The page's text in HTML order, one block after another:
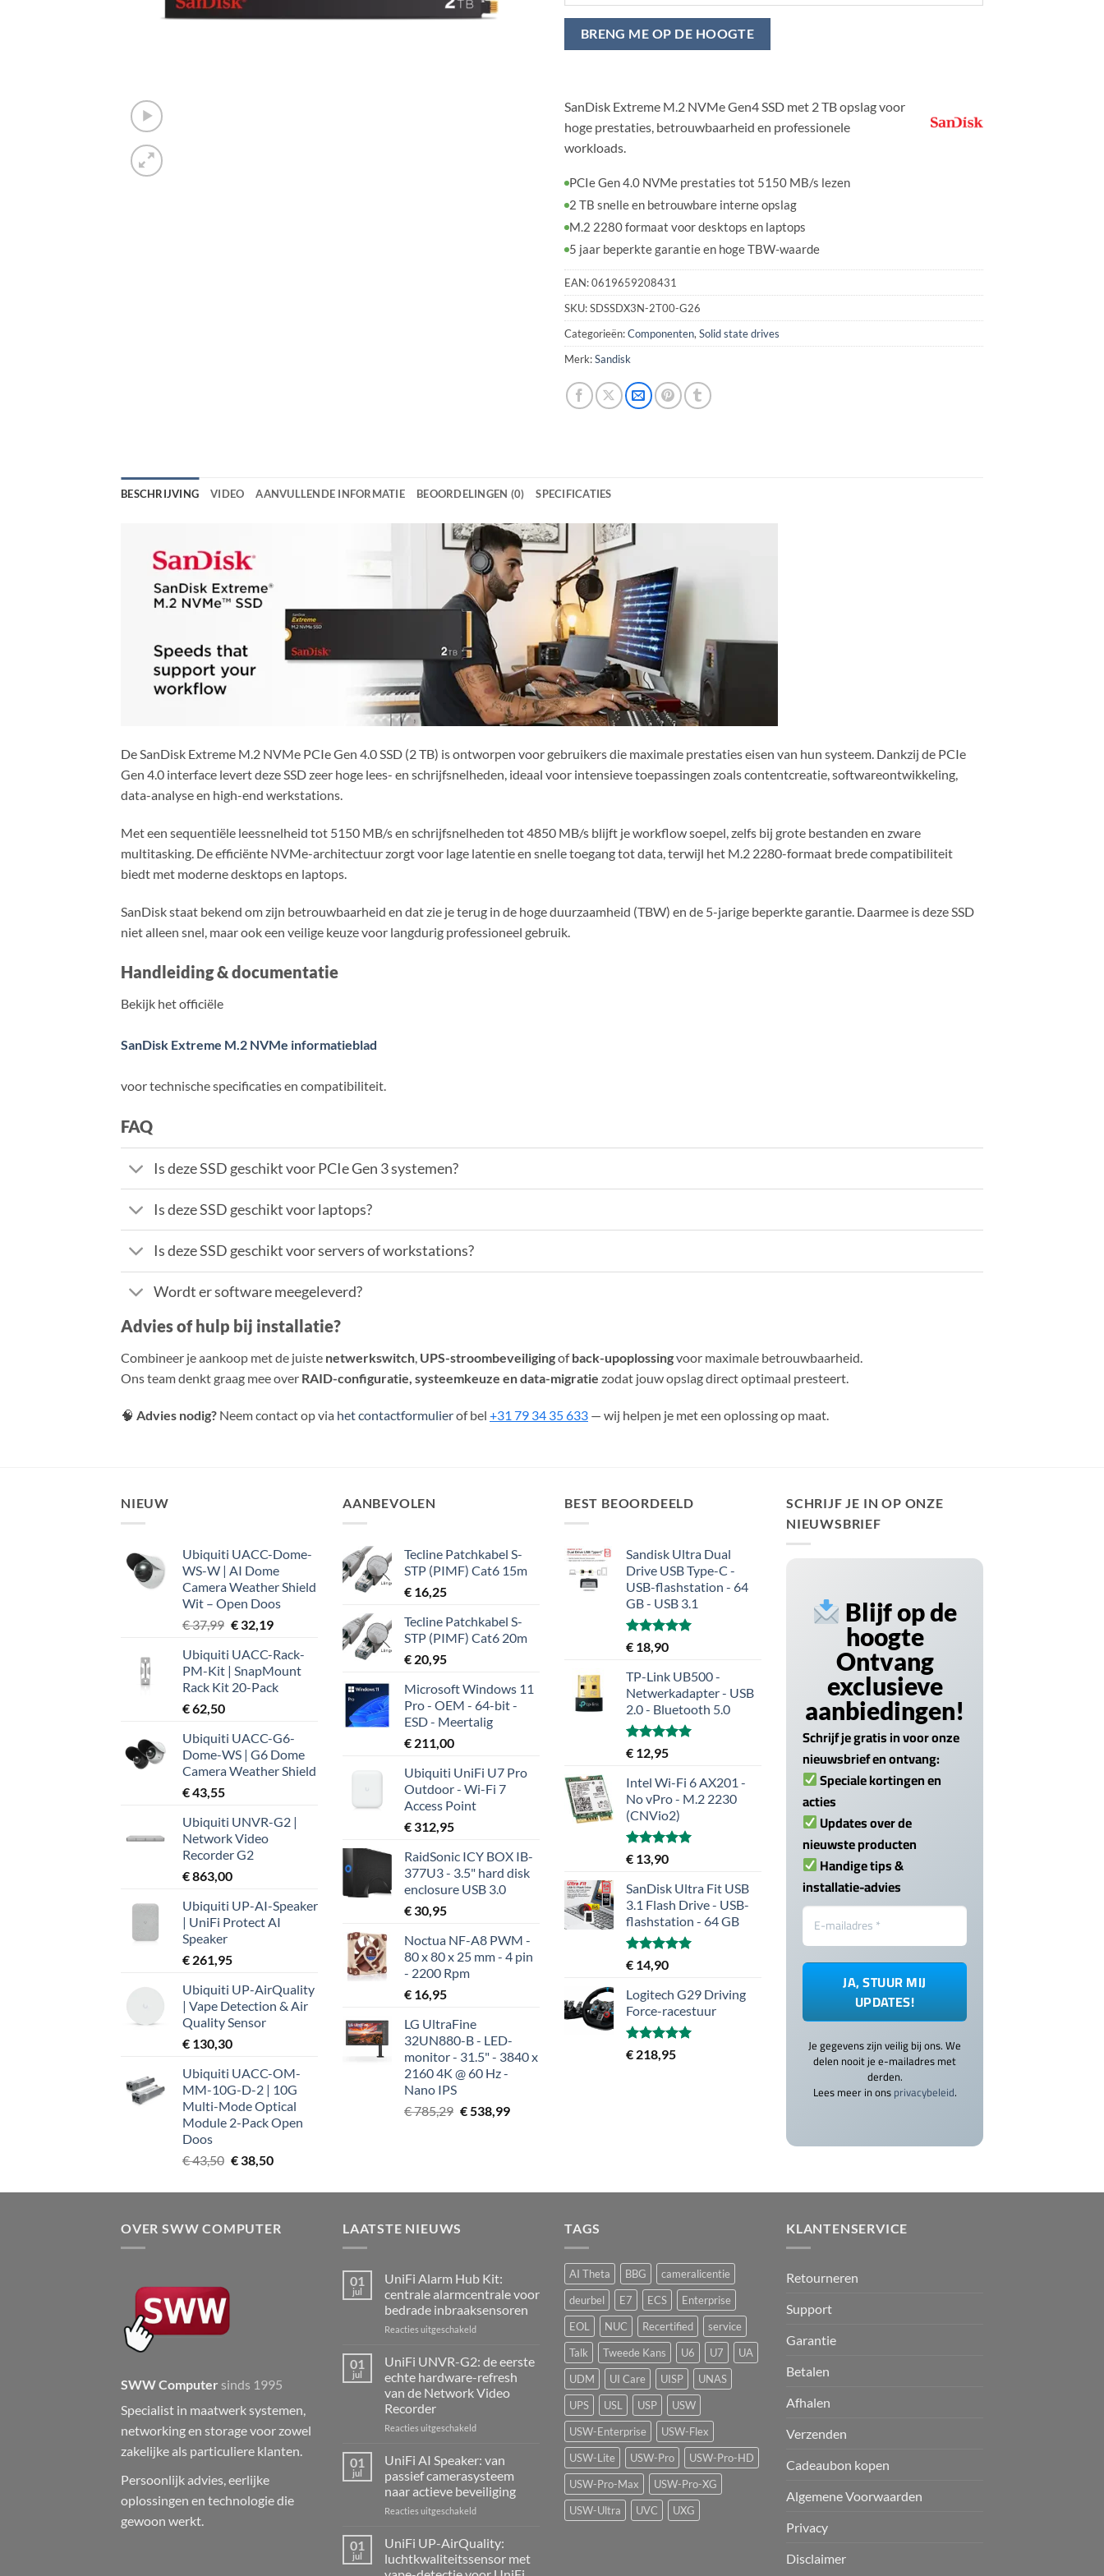
BRENG ME OP DE HOOGTE
SanDisk Extreme M.2 NVMe Gen4 SSD met 2 TB opslag voor
hoge prestaties, betrouwbaarheid en professionele
workloads.
PCIe Gen 4.0 NVMe prestaties tot 5150 MB/s lezen
2 TB snelle en betrouwbare interne opslag
M.2 2280 formaat voor desktops en laptops
5 jaar beperkte garantie en hoge TBW-waarde
EAN:0619659208431
SKU:SDSSDX3N-2T00-G26
Categorieën:Componenten,Solid state drives
Merk:Sandisk
BESCHRIJVING VIDEO AANVULLENDE INFORMATIE BEOORDELINGEN (0) SPECIFICATIES
De SanDisk Extreme M.2 NVMe PCIe Gen 4.0 SSD (2 TB) is ontworpen voor gebruikers die maximale prestaties eisen van hun systeem. Dankzij de PCIe
Gen 4.0 interface levert deze SSD zeer hoge lees- en schrijfsnelheden, ideaal voor intensieve toepassingen zoals contentcreatie, softwareontwikkeling,
data-analyse en high-end werkstations.
Met een sequentiële leessnelheid tot 5150 MB/s en schrijfsnelheden tot 4850 MB/s blijft je workflow soepel, zelfs bij grote bestanden en zware
multitasking. De efficiënte NVMe-architectuur zorgt voor lage latentie en snelle toegang tot data, terwijl het M.2 2280-formaat brede compatibiliteit
biedt met moderne desktops en laptops.
SanDisk staat bekend om zijn betrouwbaarheid en dat zie je terug in de hoge duurzaamheid (TBW) en de 5-jarige beperkte garantie. Daarmee is deze SSD
niet alleen snel, maar ook een veilige keuze voor langdurig professioneel gebruik.
Handleiding & documentatie
Bekijk het officiële
SanDisk Extreme M.2 NVMe informatieblad
voor technische specificaties en compatibiliteit.
FAQ
Is deze SSD geschikt voor PCIe Gen 3 systemen?
Is deze SSD geschikt voor laptops?
Is deze SSD geschikt voor servers of workstations?
Wordt er software meegeleverd?
Advies of hulp bij installatie?
Combineer je aankoop met de juiste netwerkswitch UPS-stroombeveiligingofback-upoplossingvoor maximale betrouwbaarheid.
Ons team denkt graag mee over RAID-configuratie, systeemkeuze en data-migratie zodat jouw opslag direct optimaal presteert.
🧠 Advies nodig? Neem contact op via het contactformulierof bel +31 79 34 35 633 — wij helpen je met een oplossing op maat.
NIEUW
Ubiquiti UACC-Dome-
WS-W | AI Dome
Camera Weather Shield
Wit – Open Doos
€37,99 Oorspronkelijke
was:
€ 37,99.
€32,19Huidige
is:
€ 32,19.
Ubiquiti UACC-Rack-
PM-Kit | SnapMount
Rack Kit 20-Pack
€62,50
Ubiquiti UACC-G6-
Dome-WS | G6 Dome
Camera Weather Shield
€43,55
Ubiquiti UNVR-G2 |
Network Video
Recorder G2
€863,00
Ubiquiti UP-AI-Speaker
| UniFi Protect AI
Speaker
€ 261,95
Ubiquiti UP-AirQuality
| Vape Detection & Air
Quality Sensor
€ 130,30
Ubiquiti UACC-OM-
MM-10G-D-2 | 10G
Multi-Mode Optical
Module 2-Pack Open
Doos
€43,50 Oorspronkelijke
was:
€38,50Huidige
is:
AANBEVOLEN
Tecline Patchkabel S-
STP (PIMF) Cat6 15m
€ 16,25
Tecline Patchkabel S-
STP (PIMF) Cat6 20m
€ 20,95
Microsoft Windows 11
Pro - OEM - 64-bit -
ESD - Meertalig
€ 211,00
Ubiquiti UniFi U7 Pro
Outdoor - Wi-Fi 7
Access Point
€ 312,95
RaidSonic ICY BOX IB-
377U3 - 3.5" hard disk
enclosure USB 3.0
€ 30,95
Noctua NF-A8 PWM -
80 x 80 x 25 mm - 4 pin
- 2200 Rpm
€ 16,95
LG UltraFine
32UN880-B - LED-
monitor - 31.5" - 3840 x
2160 4K @ 60 Hz -
Nano IPS
€785,29 Oorspronkelijke
€538,99Huidige
BEST BEOORDEELD
Sandisk Ultra Dual
Drive USB Type-C -
USB-flashstation - 64
GB - USB 3.1
Gewaardeerd
uit 5
€ 18,90
TP-Link UB500 -
Netwerkadapter - USB
2.0 - Bluetooth 5.0
Gewaardeerd
uit 5
€ 12,95
Intel Wi-Fi 6 AX201 -
No vPro - M.2 2230
(CNVio2)
Gewaardeerd
uit 5
€ 13,90
SanDisk Ultra Fit USB
3.1 Flash Drive - USB-
flashstation - 64 GB
Gewaardeerd
uit 5
€ 14,90
Logitech G29 Driving
Force-racestuur
Gewaardeerd
uit 5
€ 218,95
SCHRIJF JE IN OP ONZE
NIEUWSBRIEF
Blijf op de
hoogte
Ontvang
exclusieve
aanbiedingen!
Schrijf je gratis in voor onze
nieuwsbrief en ontvang:
Speciale kortingen en
acties
Updates over de
nieuwste producten
Handige tips &
installatie-advies
Je gegevens zijn veilig bij ons. We
delen nooit je e-mailadres met
derden.
Lees meer in onsprivacybeleid.
OVER SWW COMPUTER
SWW Computer sinds 1995
Specialist in maatwerk systemen,
networking en storage voor zowel
zakelijke als particuliere klanten.
Persoonlijk advies, eerlijke
oplossingen en technologie die
gewoon werkt.
LAATSTE NIEUWS
01
jul
UniFi Alarm Hub Kit:
centrale alarmcentrale voor
bedrade inbraaksensoren
Reacties uitgeschakeldvoor
Alarm
Kit:
centrale
voor
01
jul
UniFi UNVR-G2: de eerste
echte hardware-refresh
van de Network Video
Recorder
Reacties uitgeschakeldvoor
de
eerste
refresh
de
01
jul
UniFi AI Speaker: van
passief camerasysteem
naar actieve beveiliging
Reacties uitgeschakeldvoor
Speaker:
van
01
jul
UniFi UP-AirQuality:
luchtkwaliteitssensor met
TAGS
AI Theta BBG
cameralicentie
deurbel
E7 ECS
Enterprise
EOL
NUC Recertified
service
Talk
Tweede Kans U6 U7
UA
UDM
UI Care UISP
UNAS
UPS
USL USP
USW
USW-Enterprise
USW-Flex
USW-Lite
USW-Pro
USW-Pro-HD
USW-Pro-Max
USW-Pro-XG
USW-Ultra
UVC UXG
KLANTENSERVICE
Retourneren
Support
Garantie
Betalen
Afhalen
Verzenden
Cadeaubon kopen
Algemene Voorwaarden
Privacy
Disclaimer